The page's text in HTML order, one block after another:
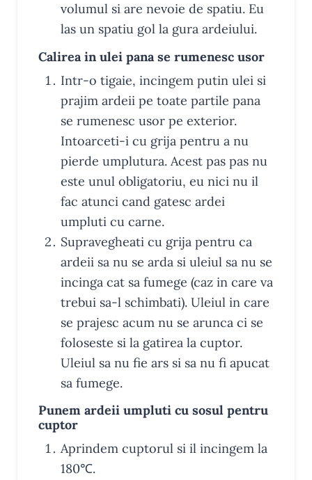
volumul si are nevoie de spatiu. Eu
las un spatiu gol la gura ardeiului.
Calirea in ulei pana se rumenesc usor
Intr-o tigaie, incingem putin ulei si
prajim ardeii pe toate partile pana
se rumenesc usor pe exterior.
Intoarceti-i cu grija pentru a nu
pierde umplutura. Acest pas pas nu
este unul obligatoriu, eu nici nu il
fac atunci cand gatesc ardei
umpluti cu carne.
Supravegheati cu grija pentru ca
ardeii sa nu se arda si uleiul sa nu se
incinga cat sa fumege (caz in care va
trebui sa-l schimbati). Uleiul in care
se prajesc acum nu se arunca ci se
foloseste si la gatirea la cuptor.
Uleiul sa nu fie ars si sa nu fi apucat
sa fumege.
Punem ardeii umpluti cu sosul pentru
cuptor
Aprindem cuptorul si il incingem la
180℃.